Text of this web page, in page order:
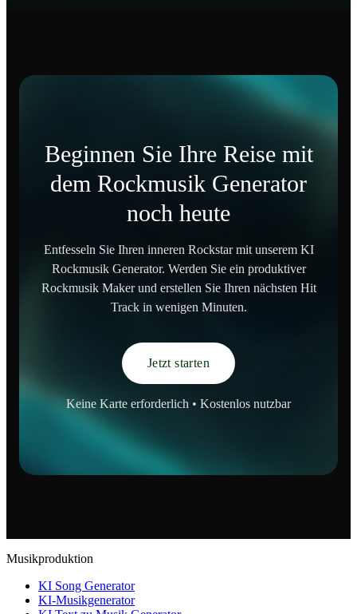
Beginnen Sie Ihre Reise mit
dem Rockmusik Generator
noch heute
Entfesseln Sie Ihren inneren Rockstar mit unserem KI
Rockmusik Generator. Werden Sie ein produktiver
Rockmusik Maker und erstellen Sie Ihren nächsten Hit
Track in wenigen Minuten.
Jetzt starten
Keine Karte erforderlich • Kostenlos nutzbar
Musikproduktion
KI Song Generator
KI-Musikgenerator